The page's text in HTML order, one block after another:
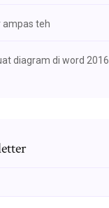
ampas teh
diagram di word 2016